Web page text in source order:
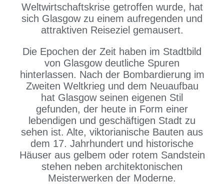
Weltwirtschaftskrise getroffen wurde, hat
sich Glasgow zu einem aufregenden und
attraktiven Reiseziel gemausert.
Die Epochen der Zeit haben im Stadtbild
von Glasgow deutliche Spuren
hinterlassen. Nach der Bombardierung im
Zweiten Weltkrieg und dem Neuaufbau
hat Glasgow seinen eigenen Stil
gefunden, der heute in Form einer
lebendigen und geschäftigen Stadt zu
sehen ist. Alte, viktorianische Bauten aus
dem 17. Jahrhundert und historische
Häuser aus gelbem oder rotem Sandstein
stehen neben architektonischen
Meisterwerken der Moderne.